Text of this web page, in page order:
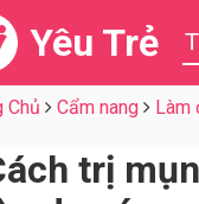
Yêu Trẻ
Chủ Cẩm nang Làm
trị